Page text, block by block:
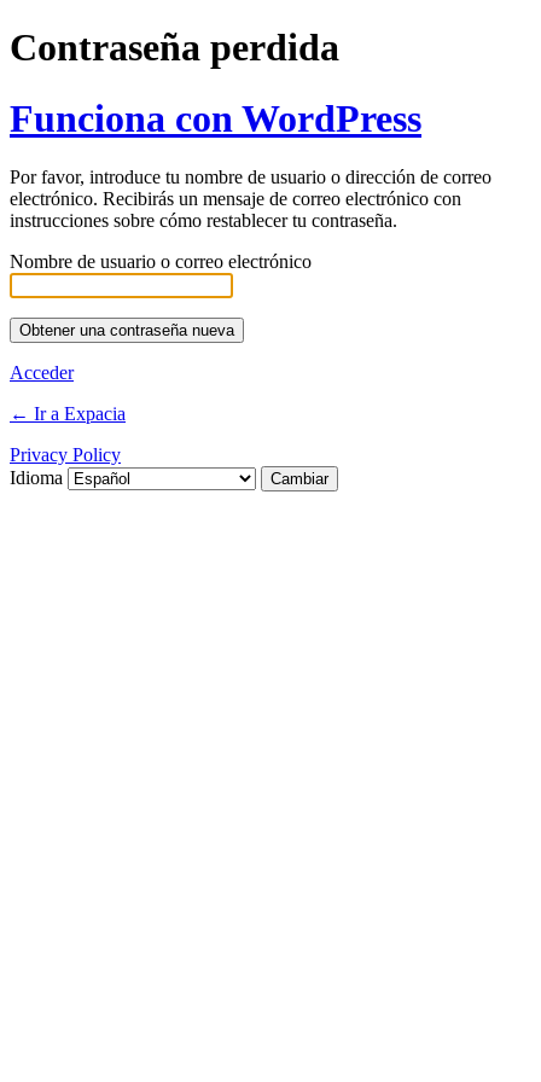
Contraseña perdida
Funciona con WordPress
Por favor, introduce tu nombre de usuario o dirección de correo
electrónico. Recibirás un mensaje de correo electrónico con
instrucciones sobre cómo restablecer tu contraseña.
Nombre de usuario o correo electrónico
Acceder
← Ir a Expacia
Privacy Policy
Idioma